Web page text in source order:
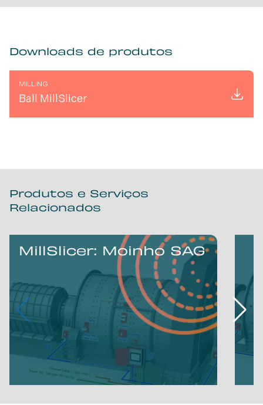
Downloads de produtos
MILLING
Ball MillSlicer
Produtos e Serviços
Relacionados
MillSlicer: Moinho SAG